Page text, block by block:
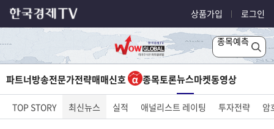
상품가입 로그인
종목예측
파트너방송전문가전략매매신호 종목토론뉴스마켓동영상
TOP STORY 최신뉴스 실적 애널리스트 레이팅 투자전략 암